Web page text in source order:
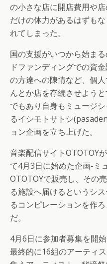
の小さな店に開店費用や
だけの体力があるはずも
れてしまった。
国の支援がいつから始ま
ドファンディングでの資
の方達への陳情など、個
んとか店を存続させよう
でもあり自身もミュージ
るイシモトサトシ
ョン企画を立ち上げた。
音楽配信サイトOTOTOY
て4月3日に始めた企画-ミ
OTOTOYで販売し、その
る施設へ届けるというシ
るコンピレーションを作
だ。
4月6日に参加者募集を開
最終的に16組のアーティ